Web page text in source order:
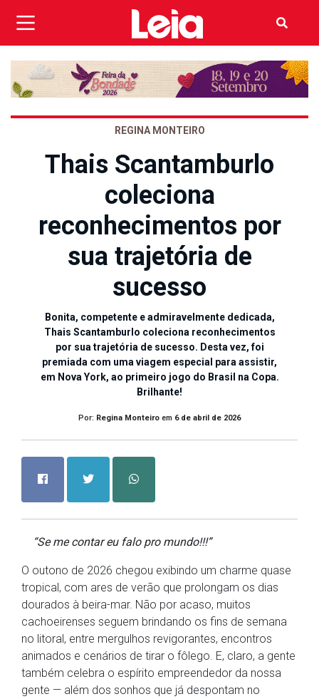
REGINA MONTEIRO
Thais Scantamburlo
coleciona
reconhecimentos por
sua trajetória de
sucesso
Bonita, competente e admiravelmente dedicada,
Thais Scantamburlo coleciona reconhecimentos
por sua trajetória de sucesso. Desta vez, foi
premiada com uma viagem especial para assistir,
em Nova York, ao primeiro jogo do Brasil na Copa.
Brilhante!
Por: Regina Monteiro em 6 de abril de 2026
“Se me contar eu falo pro mundo!!!”
O outono de 2026 chegou exibindo um charme quase
tropical, com ares de verão que prolongam os dias
dourados à beira-mar. Não por acaso, muitos
cachoeirenses seguem brindando os fins de semana
no litoral, entre mergulhos revigorantes, encontros
animados e cenários de tirar o fôlego. E, claro, a gente
também celebra o espírito empreendedor da nossa
gente — além dos sonhos que já despontam no